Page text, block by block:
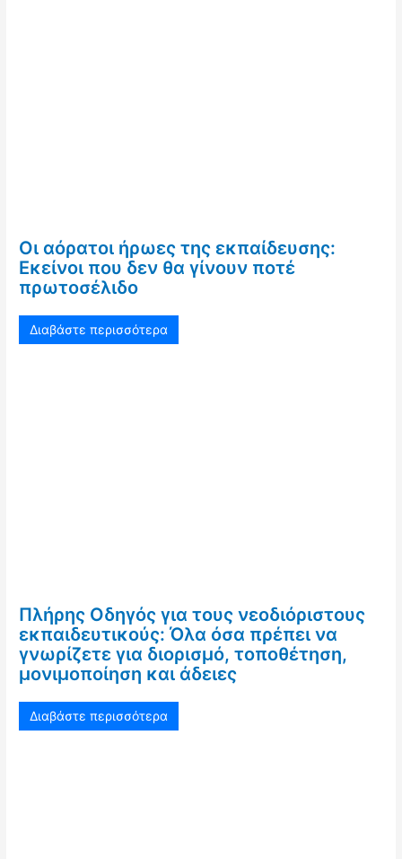
Οι αόρατοι ήρωες της εκπαίδευσης:
Εκείνοι που δεν θα γίνουν ποτέ
πρωτοσέλιδο
Διαβάστε περισσότερα
Πλήρης Οδηγός για τους νεοδιόριστους
εκπαιδευτικούς: Όλα όσα πρέπει να
γνωρίζετε για διορισμό, τοποθέτηση,
μονιμοποίηση και άδειες
Διαβάστε περισσότερα